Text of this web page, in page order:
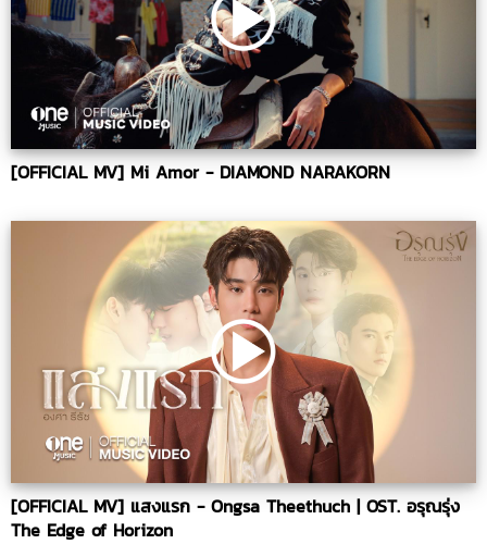
[OFFICIAL MV] Mi Amor - DIAMOND NARAKORN
[OFFICIAL MV] แสงแรก - Ongsa Theethuch | OST. อรุณรุ่ง
The Edge of Horizon